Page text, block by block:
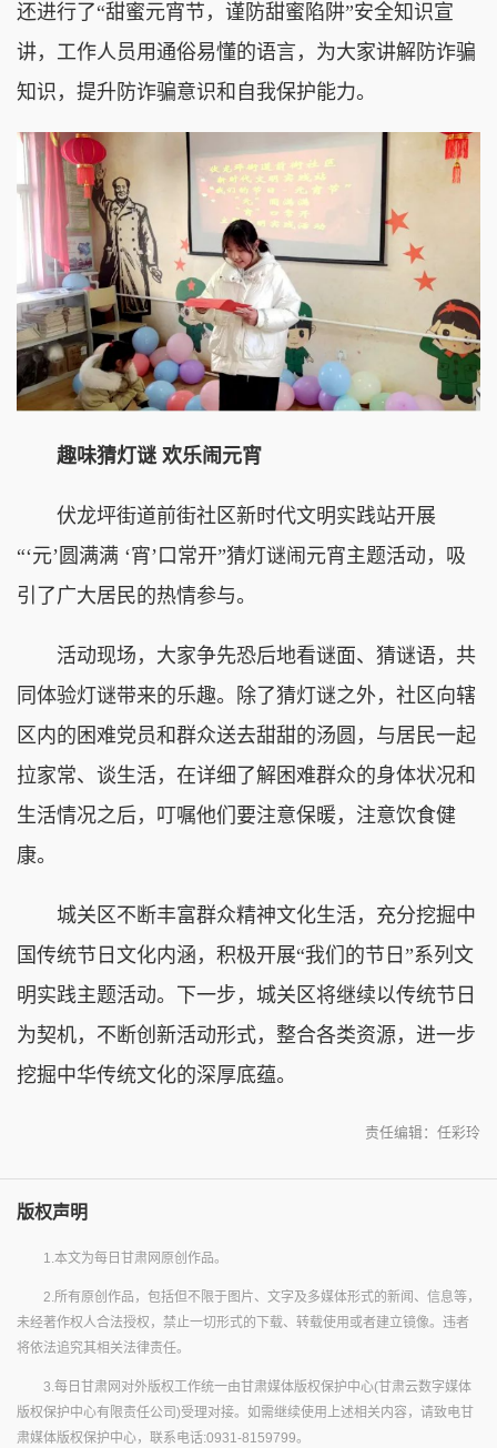
还进行了“甜蜜元宵节，谨防甜蜜陷阱”安全知识宣
讲，工作人员用通俗易懂的语言，为大家讲解防诈骗
知识，提升防诈骗意识和自我保护能力。
趣味猜灯谜 欢乐闹元宵
伏龙坪街道前街社区新时代文明实践站开展
“‘元’圆满满 ‘宵’口常开”猜灯谜闹元宵主题活动，吸
引了广大居民的热情参与。
活动现场，大家争先恐后地看谜面、猜谜语，共
同体验灯谜带来的乐趣。除了猜灯谜之外，社区向辖
区内的困难党员和群众送去甜甜的汤圆，与居民一起
拉家常、谈生活，在详细了解困难群众的身体状况和
生活情况之后，叮嘱他们要注意保暖，注意饮食健
康。
城关区不断丰富群众精神文化生活，充分挖掘中
国传统节日文化内涵，积极开展“我们的节日”系列文
明实践主题活动。下一步，城关区将继续以传统节日
为契机，不断创新活动形式，整合各类资源，进一步
挖掘中华传统文化的深厚底蕴。
责任编辑：任彩玲
版权声明
1.本文为每日甘肃网原创作品。
2.所有原创作品，包括但不限于图片、文字及多媒体形式的新闻、信息等，
未经著作权人合法授权，禁止一切形式的下载、转载使用或者建立镜像。违者
将依法追究其相关法律责任。
3.每日甘肃网对外版权工作统一由甘肃媒体版权保护中心(甘肃云数字媒体
版权保护中心有限责任公司)受理对接。如需继续使用上述相关内容，请致电甘
肃媒体版权保护中心，联系电话:0931-8159799。